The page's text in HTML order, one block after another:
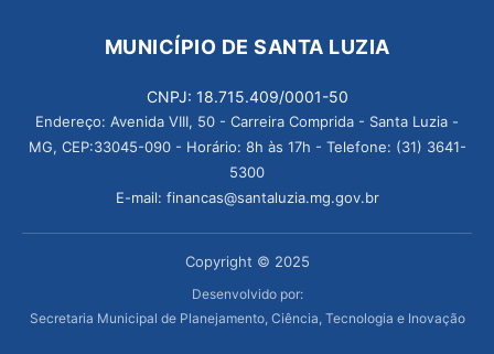
MUNICÍPIO DE SANTA LUZIA
CNPJ: 18.715.409/0001-50
Endereço: Avenida VIII, 50 - Carreira Comprida - Santa Luzia -
MG, CEP:33045-090 - Horário: 8h às 17h - Telefone: (31) 3641-
5300
E-mail: financas@santaluzia.mg.gov.br
Copyright © 2025
Desenvolvido por:
Secretaria Municipal de Planejamento, Ciência, Tecnologia e Inovação